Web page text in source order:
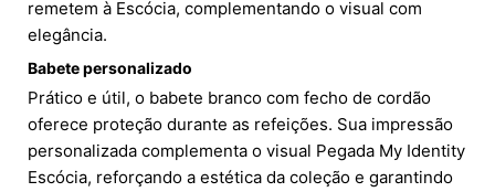
remetem à Escócia, complementando o visual com
elegância.
Babete personalizado
Prático e útil, o babete branco com fecho de cordão
oferece proteção durante as refeições. Sua impressão
personalizada complementa o visual Pegada My Identity
Escócia, reforçando a estética da coleção e garantindo